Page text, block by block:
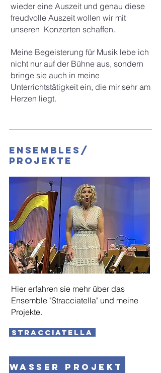
wieder eine Auszeit und genau diese
freudvolle Auszeit wollen wir mit
unseren Konzerten schaffen.​
Meine Begeisterung für Musik lebe ich
nicht nur auf der Bühne aus, sondern
bringe sie auch in meine
Unterrichtstätigkeit ein, die mir sehr am
Herzen liegt.
Ensembles/
Projekte
Hier erfahren sie mehr über das
Ensemble "Stracciatella" und meine
Projekte.
Stracciatella
Wasser Projekt